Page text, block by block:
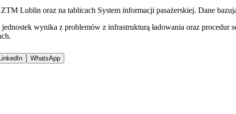
Lublin oraz na tablicach System informacji pasażerskiej. Dane
wynika z problemów z infrastrukturą ładowania oraz
LinkedIn WhatsApp